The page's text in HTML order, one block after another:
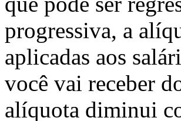
progressiva, a
aplicadas aos
você vai receber
alíquota diminui